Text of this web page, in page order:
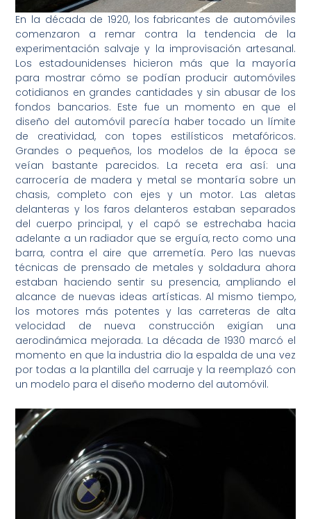
En la década de 1920, los fabricantes de automóviles
comenzaron a remar contra la tendencia de la
experimentación salvaje y la improvisación artesanal.
Los estadounidenses hicieron más que la mayoría
para mostrar cómo se podían producir automóviles
cotidianos en grandes cantidades y sin abusar de los
fondos bancarios. Este fue un momento en que el
diseño del automóvil parecía haber tocado un límite
de creatividad, con topes estilísticos metafóricos.
Grandes o pequeños, los modelos de la época se
veían bastante parecidos. La receta era así: una
carrocería de madera y metal se montaría sobre un
chasis, completo con ejes y un motor. Las aletas
delanteras y los faros delanteros estaban separados
del cuerpo principal, y el capó se estrechaba hacia
adelante a un radiador que se erguía, recto como una
barra, contra el aire que arremetía. Pero las nuevas
técnicas de prensado de metales y soldadura ahora
estaban haciendo sentir su presencia, ampliando el
alcance de nuevas ideas artísticas. Al mismo tiempo,
los motores más potentes y las carreteras de alta
velocidad de nueva construcción exigían una
aerodinámica mejorada. La década de 1930 marcó el
momento en que la industria dio la espalda de una vez
por todas a la plantilla del carruaje y la reemplazó con
un modelo para el diseño moderno del automóvil.